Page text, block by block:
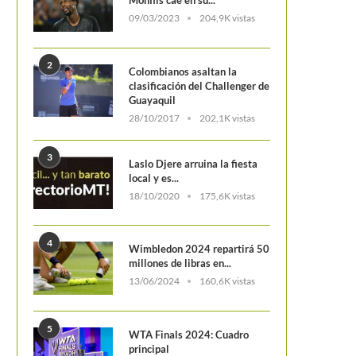
es
Lousada...
Australian Open 2025: Programación
del 24 de enero
09/03/2023 204,9K vistas
2
Colombianos asaltan la
clasificación del Challenger de
Guayaquil
28/10/2017 202,1K vistas
3
Laslo Djere arruina la fiesta
local y es...
18/10/2020 175,6K vistas
4
Wimbledon 2024 repartirá 50
millones de libras en...
13/06/2024 160,6K vistas
5
WTA Finals 2024: Cuadro
principal